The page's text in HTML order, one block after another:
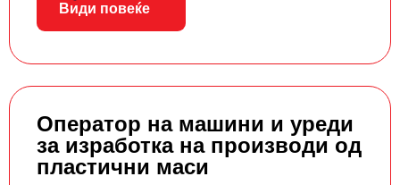
Види повеќе
Оператор на машини и уреди
за изработка на производи од
пластични маси